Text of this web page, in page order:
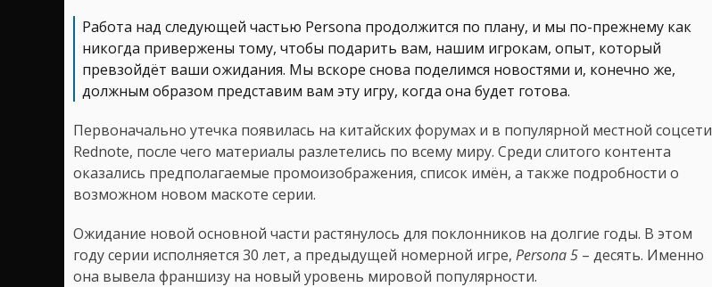
Работа над следующей частью Persona продолжится по плану, и мы по-прежнему как
никогда привержены тому, чтобы подарить вам, нашим игрокам, опыт, который
превзойдёт ваши ожидания. Мы вскоре снова поделимся новостями и, конечно же,
должным образом представим вам эту игру, когда она будет готова.
Первоначально утечка появилась на китайских форумах и в популярной местной соцсети
Rednote, после чего материалы разлетелись по всему миру. Среди слитого контента
оказались предполагаемые промоизображения, список имён, а также подробности о
возможном новом маскоте серии.
Ожидание новой основной части растянулось для поклонников на долгие годы. В этом
году серии исполняется 30 лет, а предыдущей номерной игре, Persona 5 – десять. Именно
она вывела франшизу на новый уровень мировой популярности.